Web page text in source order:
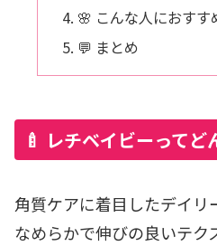
🌸 こんな人におすす
💬 まとめ
🍼 レチベイビーってど
角質ケアに着目したデイリ
なめらかで伸びの良いテク